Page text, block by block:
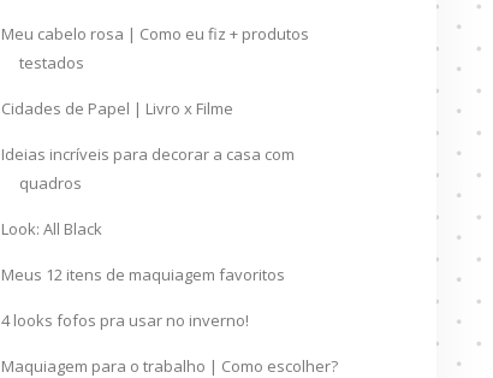
Meu cabelo rosa | Como eu fiz + produtos
testados
Cidades de Papel | Livro x Filme
Ideias incríveis para decorar a casa com
quadros
Look: All Black
Meus 12 itens de maquiagem favoritos
4 looks fofos pra usar no inverno!
Maquiagem para o trabalho | Como escolher?